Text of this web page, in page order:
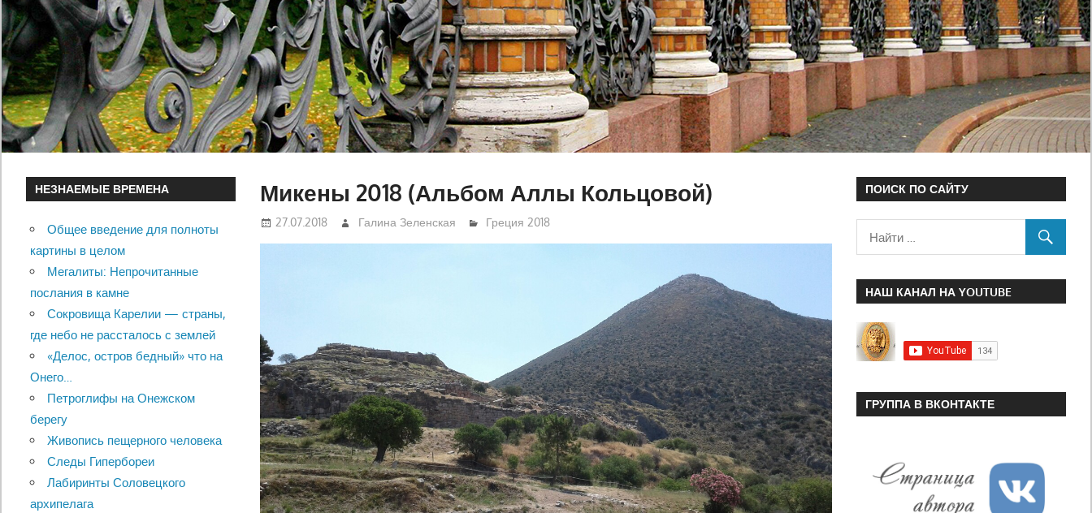
Микены 2018 (Альбом Аллы Кольцовой)
27.07.2018 Галина Зеленская Греция 2018
НЕЗНАЕМЫЕ ВРЕМЕНА
Общее введение для полноты
картины в целом
Мегалиты: Непрочитанные
послания в камне
Сокровища Карелии — страны,
где небо не рассталось с землей
«Делос, остров бедный» что на
Онего…
Петроглифы на Онежском
берегу
Живопись пещерного человека
Следы Гипербореи
Лабиринты Соловецкого
архипелага
ПОИСК ПО САЙТУ
НАШ КАНАЛ НА YOUTUBE
ГРУППА В ВКОНТАКТЕ